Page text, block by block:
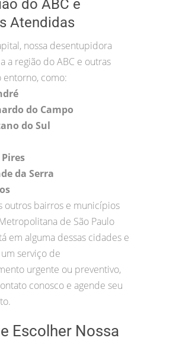
do ABC e
Atendidas
nossa desentupidora
a região do ABC e outras
entorno, como:
do Campo
do Sul
da Serra
outros bairros e municípios
de São Paulo
em alguma dessas cidades e
serviço de
urgente ou preventivo,
conosco e agende seu
Escolher Nossa